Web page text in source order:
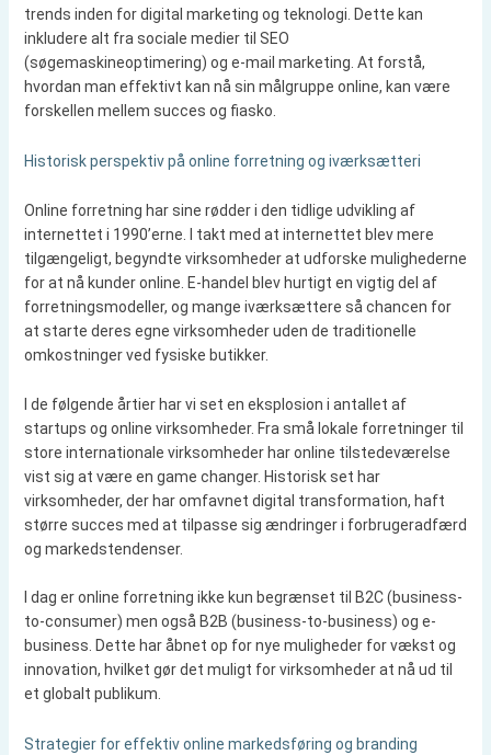
trends inden for digital marketing og teknologi. Dette kan
inkludere alt fra sociale medier til SEO
(søgemaskineoptimering) og e-mail marketing. At forstå,
hvordan man effektivt kan nå sin målgruppe online, kan være
forskellen mellem succes og fiasko.
Historisk perspektiv på online forretning og iværksætteri
Online forretning har sine rødder i den tidlige udvikling af
internettet i 1990’erne. I takt med at internettet blev mere
tilgængeligt, begyndte virksomheder at udforske mulighederne
for at nå kunder online. E-handel blev hurtigt en vigtig del af
forretningsmodeller, og mange iværksættere så chancen for
at starte deres egne virksomheder uden de traditionelle
omkostninger ved fysiske butikker.
I de følgende årtier har vi set en eksplosion i antallet af
startups og online virksomheder. Fra små lokale forretninger til
store internationale virksomheder har online tilstedeværelse
vist sig at være en game changer. Historisk set har
virksomheder, der har omfavnet digital transformation, haft
større succes med at tilpasse sig ændringer i forbrugeradfærd
og markedstendenser.
I dag er online forretning ikke kun begrænset til B2C (business-
to-consumer) men også B2B (business-to-business) og e-
business. Dette har åbnet op for nye muligheder for vækst og
innovation, hvilket gør det muligt for virksomheder at nå ud til
et globalt publikum.
Strategier for effektiv online markedsføring og branding